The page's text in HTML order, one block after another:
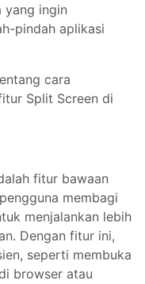
yang ingin
pindah aplikasi
cara
Split Screen di
fitur bawaan
membagi
menjalankan lebih
Dengan fitur ini,
seperti membuka
browser atau